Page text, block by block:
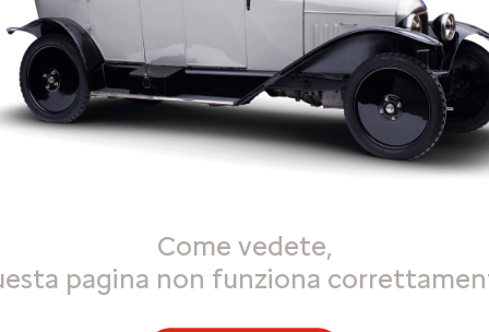
Come vedete,
pagina non funziona